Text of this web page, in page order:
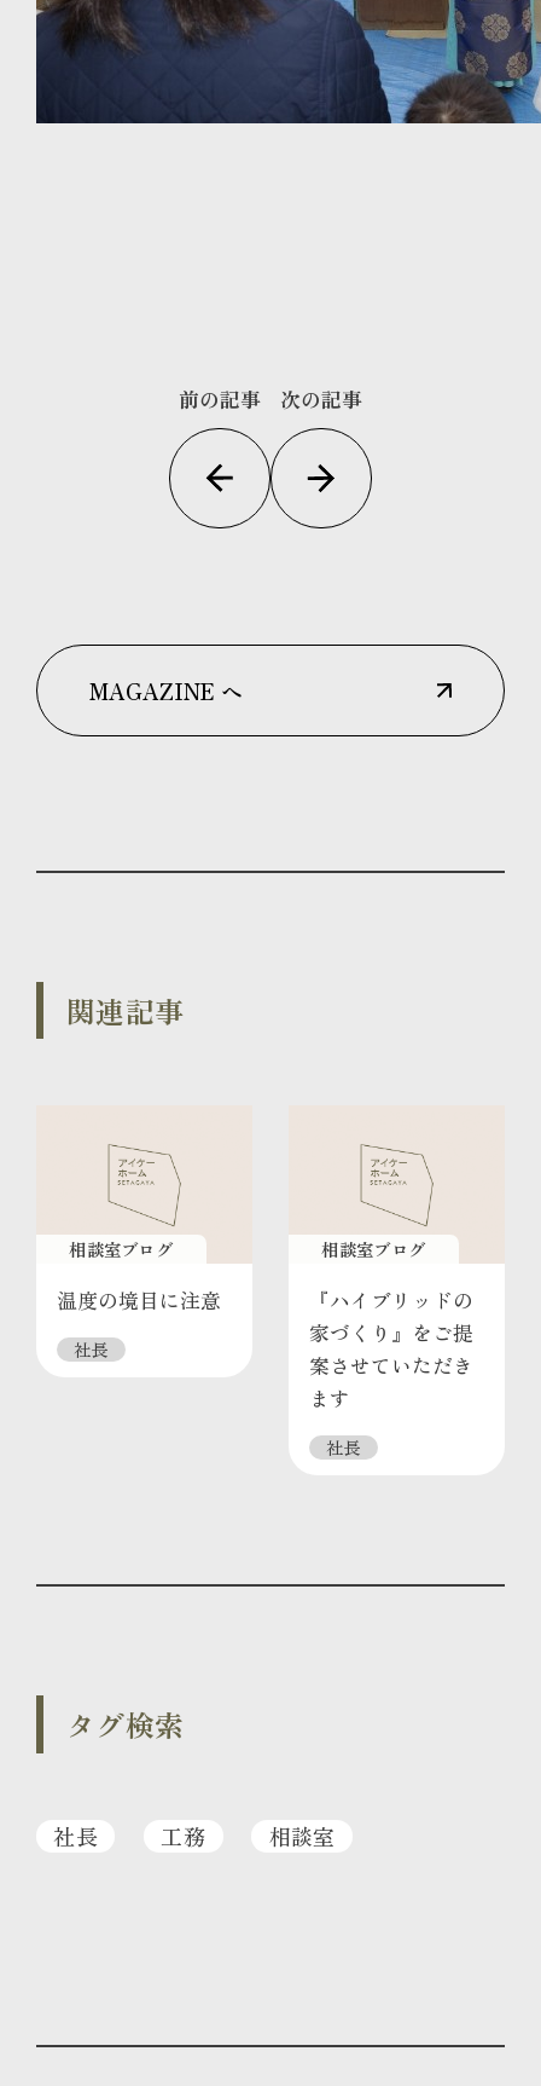
前の記事 次の記事
MAGAZINE へ
関連記事
相談室ブログ
温度の境目に注意
社長
相談室ブログ
『ハイブリッドの
家づくり』をご提
案させていただき
ます
社長
タグ検索
社長 工務 相談室